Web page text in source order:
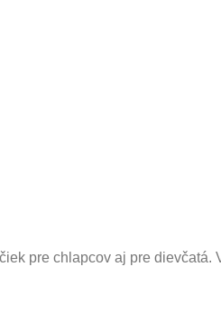
pre chlapcov aj pre